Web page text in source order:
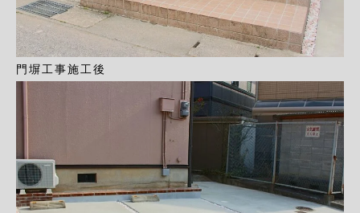
門塀工事施工後